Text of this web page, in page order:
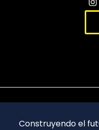
Construyendo el